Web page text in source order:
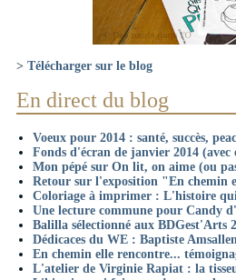
> Télécharger sur le blog
En direct du blog
Voeux pour 2014 : santé, succès,
Fonds d'écran de janvier 2014 (avec
Mon pépé sur On lit, on aime (ou
Retour sur l'exposition "En chemin
Coloriage à imprimer : L'histoire
Une lecture commune pour Candy
Balilla sélectionné aux BDGest'Arts
Dédicaces du WE : Baptiste
En chemin elle rencontre...
L'atelier de Virginie Rapiat : la